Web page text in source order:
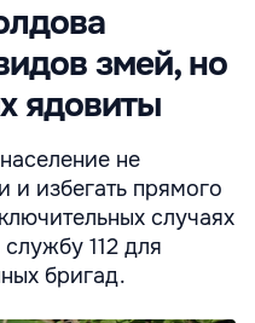
змей, но
ядовиты
не
и избегать прямого
случаях
112 для
бригад.